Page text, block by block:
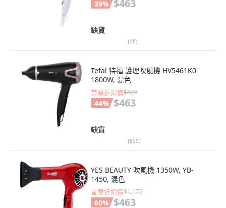
39% $463
缺貨
(18)
Tefal 特福 護理吹風機 HV5461K0
1800W, 混色
首購折扣價$828
44% $463
缺貨
(699)
YES BEAUTY 吹風機 1350W, YB-
1450, 混色
首購折扣價$1,175
60% $463